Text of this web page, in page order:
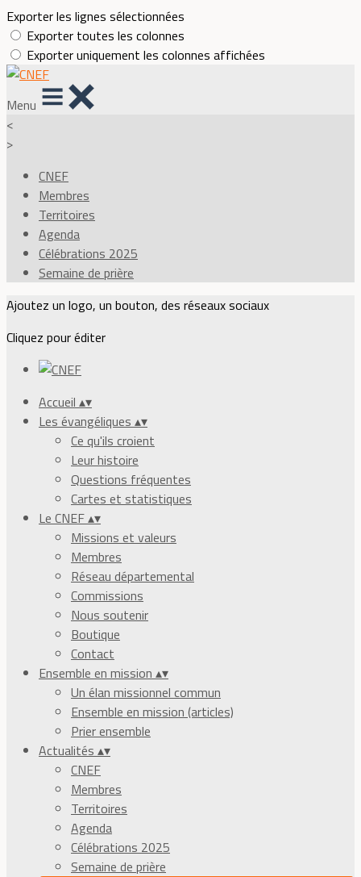
Exporter les lignes sélectionnées
Exporter toutes les colonnes
Exporter uniquement les colonnes affichées
Menu
<
>
CNEF
Membres
Territoires
Agenda
Célébrations 2025
Semaine de prière
Ajoutez un logo, un bouton, des réseaux sociaux
Cliquez pour éditer
Accueil ▴▾
Les évangéliques ▴▾
Ce qu'ils croient
Leur histoire
Questions fréquentes
Cartes et statistiques
Le CNEF▴▾
Missions et valeurs
Membres
Réseau départemental
Commissions
Nous soutenir
Boutique
Contact
Ensemble en mission ▴▾
Un élan missionnel commun
Ensemble en mission (articles)
Prier ensemble
Actualités ▴▾
CNEF
Membres
Territoires
Agenda
Célébrations 2025
Semaine de prière